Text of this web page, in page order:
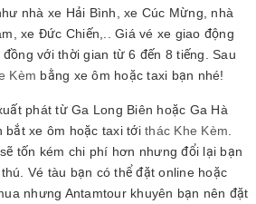
nhà xe Hải Bình, xe Cúc Mừng, nhà
xe Đức Chiến,.. Giá vé xe giao động
với thời gian từ 6 đến 8 tiếng. Sau
Kèm bằng xe ôm hoặc taxi bạn nhé!
phát từ Ga Long Biên hoặc Ga Hà
bắt xe ôm hoặc taxi tới thác Khe Kèm
tốn kém chi phí hơn nhưng đổi lại bạn
Vé tàu bạn có thể đặt online hoặc
nhưng Antamtour khuyên bạn nên đặt